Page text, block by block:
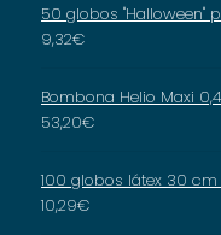
50 globos
9,32€
Bombona Helio Maxi
53,20€
100 globos látex 30
10,29€